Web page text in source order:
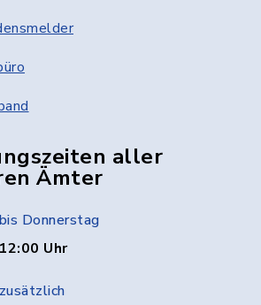
aller
Ämter
Donnerstag
Uhr